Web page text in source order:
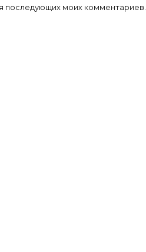
последующих моих комментариев.